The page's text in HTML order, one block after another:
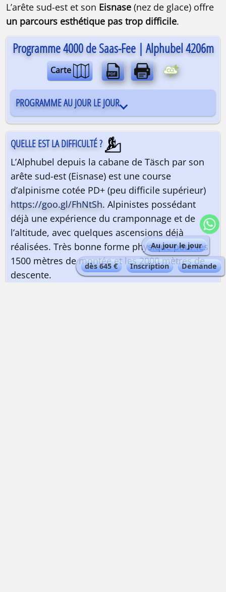
dès 645 € Inscription Demande
Au jour le jour
L’arête sud-est et son Eisnase (nez de glace) offre
un parcours esthétique pas trop difficile.
Programme 4000 de Saas-Fee | Alphubel 4206m
Carte
PROGRAMME AU JOUR LE JOUR
QUELLE EST LA DIFFICULTÉ ?
L’Alphubel depuis la cabane de Täsch par son
arête sud-est (Eisnase) est une course
d’alpinisme cotée PD+ (peu difficile supérieur)
https://goo.gl/FhNtSh. Alpinistes possédant
déjà une expérience du cramponnage et de
l’altitude, avec quelques ascensions déjà
réalisées. Très bonne forme physique pour les
1500 mètres de montée et les 2000 mètres de
descente.